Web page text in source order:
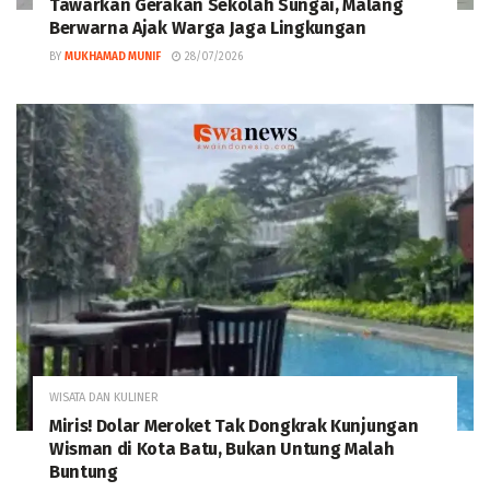
Tawarkan Gerakan Sekolah Sungai, Malang
Berwarna Ajak Warga Jaga Lingkungan
BY MUKHAMAD MUNIF 28/07/2026
WISATA DAN KULINER
Miris! Dolar Meroket Tak Dongkrak Kunjungan
Wisman di Kota Batu, Bukan Untung Malah
Buntung